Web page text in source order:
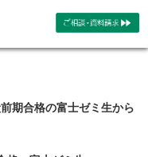
期合格の富士ゼミ生から